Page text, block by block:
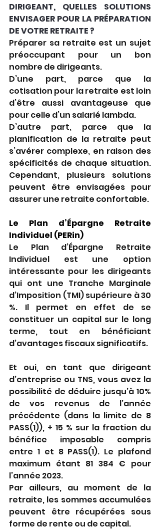
DIRIGEANT, QUELLES SOLUTIONS
ENVISAGER POUR LA PRÉPARATION
DE VOTRE RETRAITE ?
Préparer sa retraite est un sujet
préoccupant pour un bon
nombre de dirigeants.
D’une part, parce que la
cotisation pour la retraite est loin
d’être aussi avantageuse que
pour celle d’un salarié lambda.
D’autre part, parce que la
planification de la retraite peut
s’avérer complexe, en raison des
spécificités de chaque situation.
Cependant, plusieurs solutions
peuvent être envisagées pour
assurer une retraite confortable.
Le Plan d’Épargne Retraite
Individuel (PERin)
Le Plan d’Épargne Retraite
Individuel est une option
intéressante pour les dirigeants
qui ont une Tranche Marginale
d’Imposition (TMI) supérieure à 30
%. Il permet en effet de se
constituer un capital sur le long
terme, tout en bénéficiant
d’avantages fiscaux significatifs.
Et oui, en tant que dirigeant
d’entreprise ou TNS, vous avez la
possibilité de déduire jusqu’à 10%
de vos revenus de l’année
précédente (dans la limite de 8
PASS(1)), + 15 % sur la fraction du
bénéfice imposable compris
entre 1 et 8 PASS(1). Le plafond
maximum étant 81 384 € pour
l’année 2023.
Par ailleurs, au moment de la
retraite, les sommes accumulées
peuvent être récupérées sous
forme de rente ou de capital.